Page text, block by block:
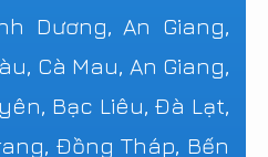
Dương, An Giang,
Cà Mau, An Giang,
Bạc Liêu, Đà Lạt,
Đồng Tháp, Bến